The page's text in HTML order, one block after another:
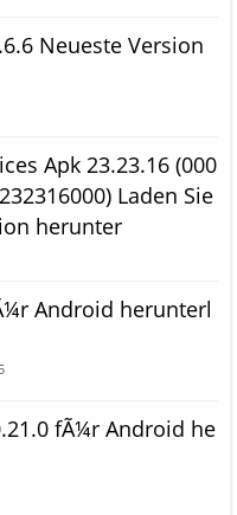
Neueste Version
Apk 23.23.16 (000
Laden Sie
herunter
Android herunterl
fÃ¼r Android he